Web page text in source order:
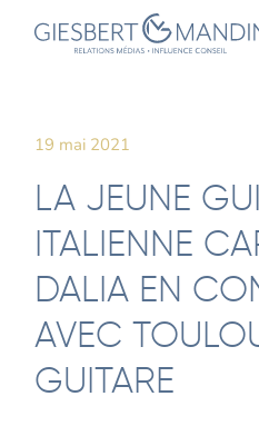
19 mai 2021
LA JEUNE
ITALIENNE
DALIA EN
AVEC
GUITARE